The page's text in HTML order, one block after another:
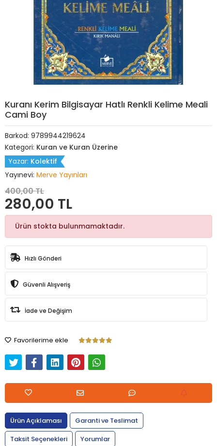
Kuranı Kerim Bilgisayar Hatlı Renkli Kelime Meali
Cami Boy
Barkod: 9789944219624
Kategori: Kuran ve Kuran Üzerine
Yazar: Kolektif
Yayınevi: Merve Yayınları
400,00 TL
280,00 TL
Ürün stokta bulunmamaktadır.
Hızlı Gönderi
Güvenli Alışveriş
İade ve Değişim
Favorilerime ekle
Ürün Açıklaması
Garanti ve Teslimat
Taksit Seçenekleri
Yorumlar